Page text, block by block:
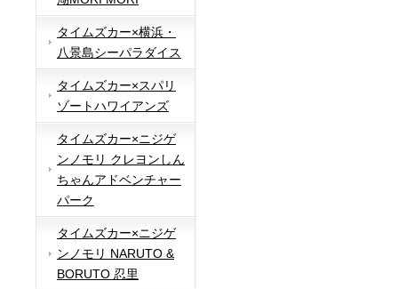
タイムズカー×横浜・
八景島シーパラダイス
タイムズカー×スパリ
ゾートハワイアンズ
タイムズカー×ニジゲ
ンノモリ クレヨンしん
ちゃんアドベンチャー
パーク
タイムズカー×ニジゲ
ンノモリ NARUTO &
BORUTO 忍里